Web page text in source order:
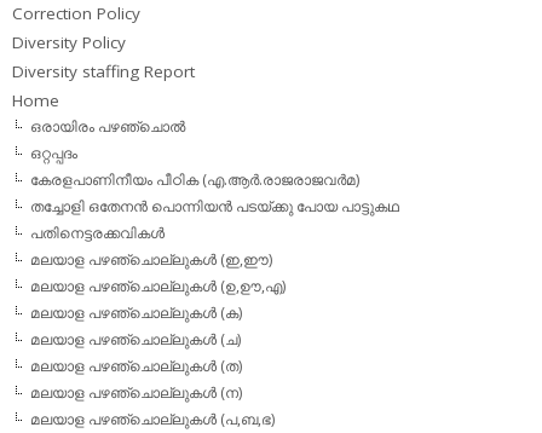
Correction Policy
Diversity Policy
Diversity staffing Report
Home
ഒരായിരം പഴഞ്ചൊല്‍
ഒറ്റപ്പദം
കേരളപാണിനീയം പീഠിക (എ.ആര്‍.രാജരാജവര്‍മ)
തച്ചോളി ഒതേനൻ പൊന്നിയൻ പടയ്‌ക്കു പോയ പാട്ടുകഥ
പതിനെട്ടരക്കവികള്‍
മലയാള പഴഞ്ചൊല്ലുകള്‍ (ഇ,ഈ)
മലയാള പഴഞ്ചൊല്ലുകള്‍ (ഉ,ഊ,എ)
മലയാള പഴഞ്ചൊല്ലുകള്‍ (ക)
മലയാള പഴഞ്ചൊല്ലുകള്‍ (ച)
മലയാള പഴഞ്ചൊല്ലുകള്‍ (ത)
മലയാള പഴഞ്ചൊല്ലുകള്‍ (ന)
മലയാള പഴഞ്ചൊല്ലുകള്‍ (പ,ബ,ഭ)